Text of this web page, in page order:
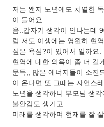
저는 왠지 노년에도 치열한
이 들어요.
음..갑자기 생각이 안나는데
럼 저도 이생에는 영원히 현
싶은 욕심?이 있어서 일까요.
현역에 대한 의욕이 좀 더 길
문득,, 많은 에너지들이 소진
이 온다면 또 그때는 자연스
노년을 생각하니 부모님 생
불안감도 생기고..
미래를 생각하며 현재를 잘